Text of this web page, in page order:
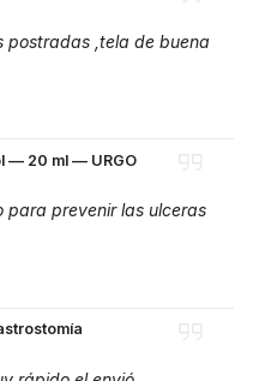
postradas ,tela de buena
— 20 ml — URGO
para prevenir las ulceras